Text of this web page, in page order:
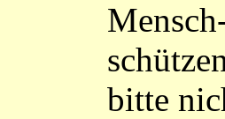
bitte